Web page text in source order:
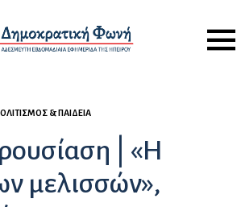
Menu
& ΠΑΙΔΕΊΑ
| «Η
μελισσών»,